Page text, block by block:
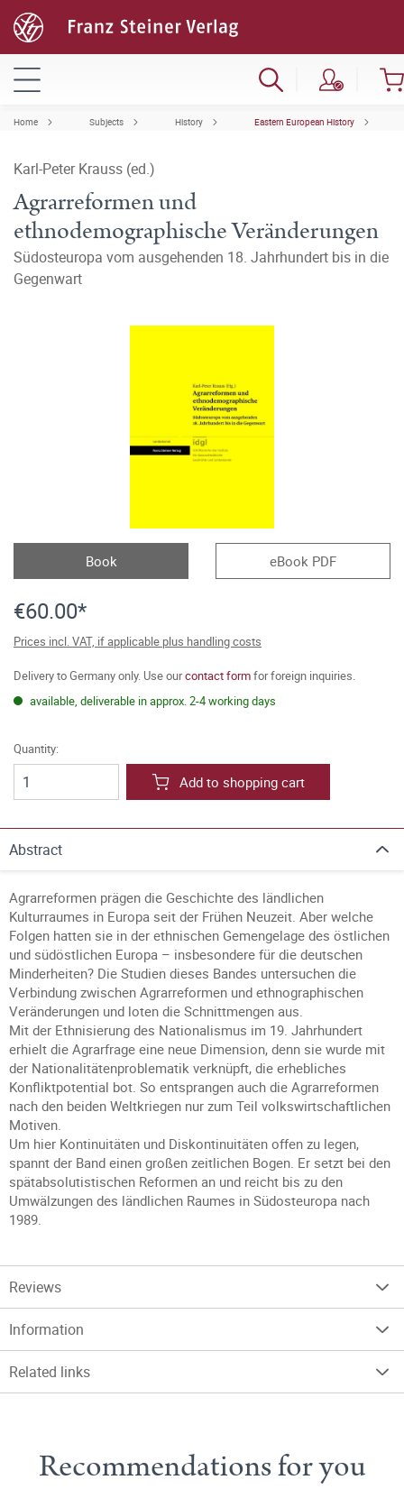
Home Subjects History Eastern European History
Karl-Peter Krauss (ed.)
Agrarreformen und
ethnodemographische Veränderungen
Südosteuropa vom ausgehenden 18. Jahrhundert bis in die
Gegenwart
Book eBook PDF
€60.00*
Prices incl. VAT, if applicable plus handling costs
Delivery to Germany only. Use ourcontact formfor foreign inquiries.
available, deliverable in approx. 2-4 working days
Quantity:
Add to shopping cart
Abstract
Agrarreformen prägen die Geschichte des ländlichen
Kulturraumes in Europa seit der Frühen Neuzeit. Aber welche
Folgen hatten sie in der ethnischen Gemengelage des östlichen
und südöstlichen Europa – insbesondere für die deutschen
Minderheiten? Die Studien dieses Bandes untersuchen die
Verbindung zwischen Agrarreformen und ethnographischen
Veränderungen und loten die Schnittmengen aus.
Mit der Ethnisierung des Nationalismus im 19. Jahrhundert
erhielt die Agrarfrage eine neue Dimension, denn sie wurde mit
der Nationalitätenproblematik verknüpft, die erhebliches
Konfliktpotential bot. So entsprangen auch die Agrarreformen
nach den beiden Weltkriegen nur zum Teil volkswirtschaftlichen
Motiven.
Um hier Kontinuitäten und Diskontinuitäten offen zu legen,
spannt der Band einen großen zeitlichen Bogen. Er setzt bei den
spätabsolutistischen Reformen an und reicht bis zu den
Umwälzungen des ländlichen Raumes in Südosteuropa nach
1989.
Reviews
Information
Related links
Recommendations for you